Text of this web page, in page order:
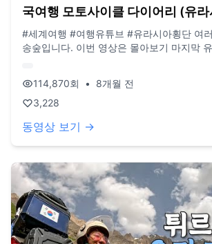
국여행 모토사이클 다이어리 (유
#세계여행 #여행유튜브 #유라시아횡단 여러분 안녕하세요,
송숲입니다. 이번 영상은 몰아보기 마지막
다. 비즈니스 이메일: biz@companyboat.com 개인 이메일:
dlstjr8585@naver.com 인스타그램: song_forest
114,870회 •
8개월 전
3,228
동영상 보기 →